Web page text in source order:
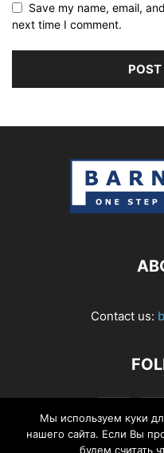
Save my name, email,
next time I comment.
Contact us:
Мы используем куки
нашего сайта. Если Вы
будем считать